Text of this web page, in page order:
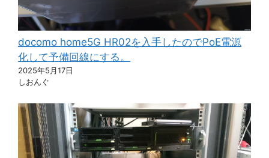
docomo home5G HR02を入手したのでPoE電源
化して予備回線にする。
2025年5月17日
しおんぐ